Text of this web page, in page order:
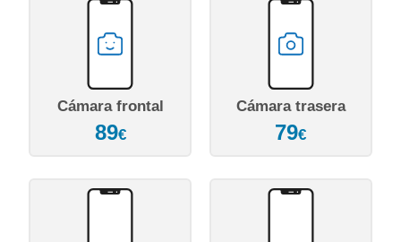
Cámara frontal
89€
Cámara trasera
79€